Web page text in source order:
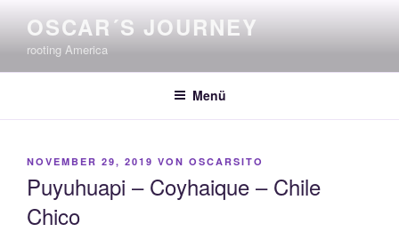
Inhalt
springen
OSCAR´S JOURNEY
rooting America
Menü
VERÖFFENTLICHT
NOVEMBER 29, 2019 VON OSCARSITO
Puyuhuapi – Coyhaique – Chile
Chico